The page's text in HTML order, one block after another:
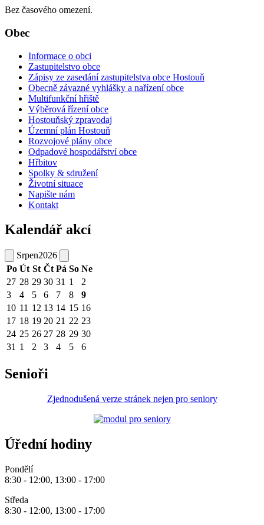
Bez časového omezení.
Obec
Informace o obci
Zastupitelstvo obce
Zápisy ze zasedání zastupitelstva obce Hostouň
Obecně závazné vyhlášky a nařízení obce
Multifunkční hřiště
Výběrová řízení obce
Hostouňský zpravodaj
Územní plán Hostouň
Rozvojové plány obce
Odpadové hospodářství obce
Hřbitov
Spolky & sdružení
Životní situace
Napište nám
Kontakt
Kalendář akcí
Srpen2026
Po Út St Čt Pá So Ne
27 28 29 30 31 1
2
3
4 5 6 7 8
9
10 11 12 13 14 15 16
17 18 19 20 21 22 23
24 25 26 27 28 29 30
31 1 2 3 4 5 6
Senioři
Zjednodušená verze stránek nejen pro seniory
Úřední hodiny
Pondělí
8:30 - 12:00, 13:00 - 17:00
Středa
8:30 - 12:00, 13:00 - 17:00